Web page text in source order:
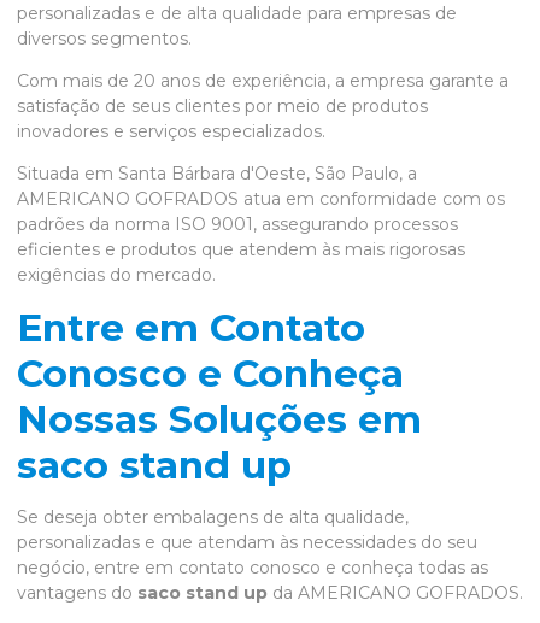
personalizadas e de alta qualidade para empresas de
diversos segmentos.
Com mais de 20 anos de experiência, a empresa garante a
satisfação de seus clientes por meio de produtos
inovadores e serviços especializados.
Situada em Santa Bárbara d'Oeste, São Paulo, a
AMERICANO GOFRADOS atua em conformidade com os
padrões da norma ISO 9001, assegurando processos
eficientes e produtos que atendem às mais rigorosas
exigências do mercado.
Entre em Contato
Conosco e Conheça
Nossas Soluções em
saco stand up
Se deseja obter embalagens de alta qualidade,
personalizadas e que atendam às necessidades do seu
negócio, entre em contato conosco e conheça todas as
vantagens do saco stand up da AMERICANO GOFRADOS.